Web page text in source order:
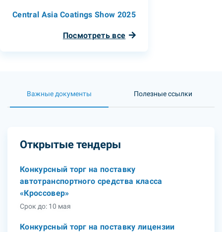
Central Asia Coatings Show 2025
Посмотреть все
Важные документы Полезные ссылки
Открытые тендеры
Конкурсный торг на поставку
автотранспортного средства класса
«Кроссовер»
Срок до: 10 мая
Конкурсный торг на поставку лицензии